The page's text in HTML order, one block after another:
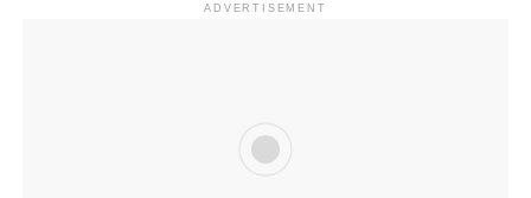
ADVERTISEMENT